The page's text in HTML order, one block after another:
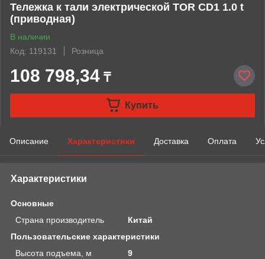
Тележка к тали электрической TOR CD1 1.0 t
(приводная)
В наличии
Код: 119131
Розница
108 798,34 ₸
Купить
Описание Характеристики Доставка Оплата
Характеристики
Основные
Страна производитель
Китай
Пользовательские характеристики
Высота подъема, м
9